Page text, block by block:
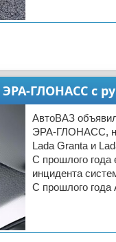
ГЛОНАСС с
АвтоВАЗ
ЭРА-ГЛОНАСС, но
Lada Granta и
С прошлого года
инцидента
С прошлого года